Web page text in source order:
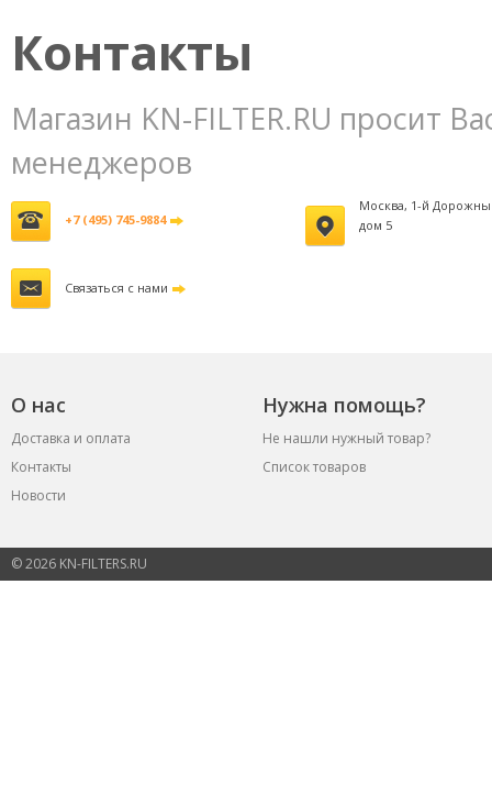
Контакты
Магазин KN-FILTER.RU просит
менеджеров
+7 (495) 745-9884
Москва, 1-й
дом 5
Связаться с нами
О нас Нужна помощь?
Доставка и оплата
Не нашли нужный товар?
Контакты
Список товаров
Новости
© 2026 KN-FILTERS.RU